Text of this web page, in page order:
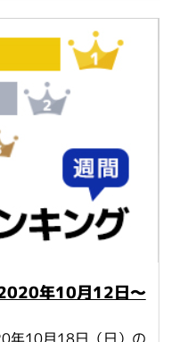
年10月12日～